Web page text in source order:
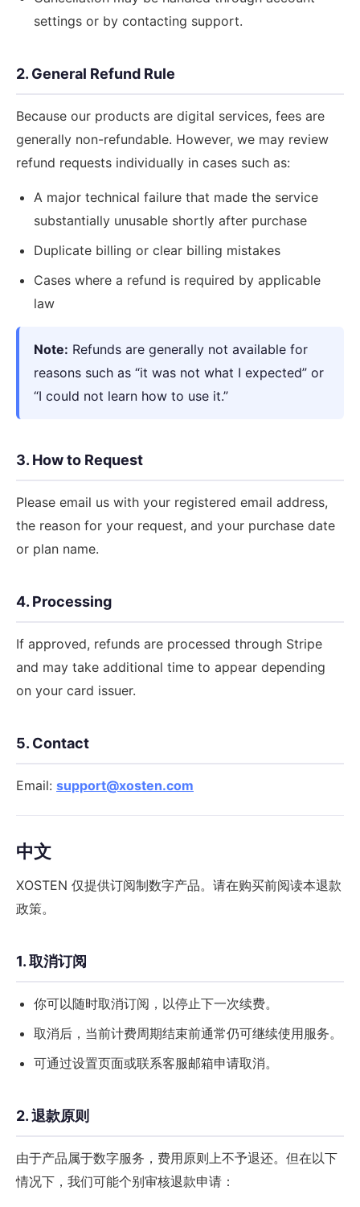
settings or by contacting support.
2. General Refund Rule
Because our products are digital services, fees are
generally non-refundable. However, we may review
refund requests individually in cases such as:
A major technical failure that made the service
substantially unusable shortly after purchase
Duplicate billing or clear billing mistakes
Cases where a refund is required by applicable
law
Note: Refunds are generally not available for
reasons such as “it was not what I expected” or
“I could not learn how to use it.”
3. How to Request
Please email us with your registered email address,
the reason for your request, and your purchase date
or plan name.
4. Processing
If approved, refunds are processed through Stripe
and may take additional time to appear depending
on your card issuer.
5. Contact
Email: support@xosten.com
中文
XOSTEN 仅提供订阅制数字产品。请在购买前阅读本退款
政策。
1. 取消订阅
你可以随时取消订阅，以停止下一次续费。
取消后，当前计费周期结束前通常仍可继续使用服务。
可通过设置页面或联系客服邮箱申请取消。
2. 退款原则
由于产品属于数字服务，费用原则上不予退还。但在以下
情况下，我们可能个别审核退款申请：